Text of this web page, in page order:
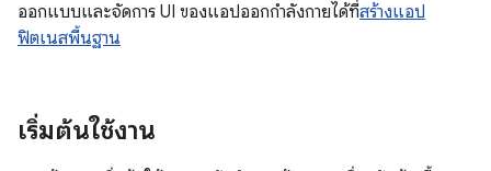
ออกแบบและจัดการ UI ของแอปออกกำลังกายได้ที่สร้างแอป
ฟิตเนสพื้นฐาน
เริ่มต้นใช้งาน